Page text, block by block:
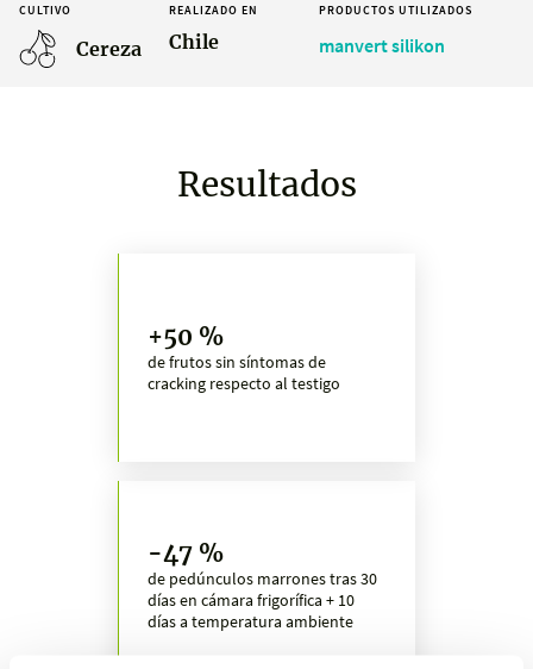
CULTIVO
Cereza
REALIZADO EN
Chile
PRODUCTOS UTILIZADOS
manvert silikon
Resultados
+50 %
de frutos sin síntomas de
cracking respecto al testigo
-47 %
de pedúnculos marrones tras 30
días en cámara frigorífica + 10
días a temperatura ambiente